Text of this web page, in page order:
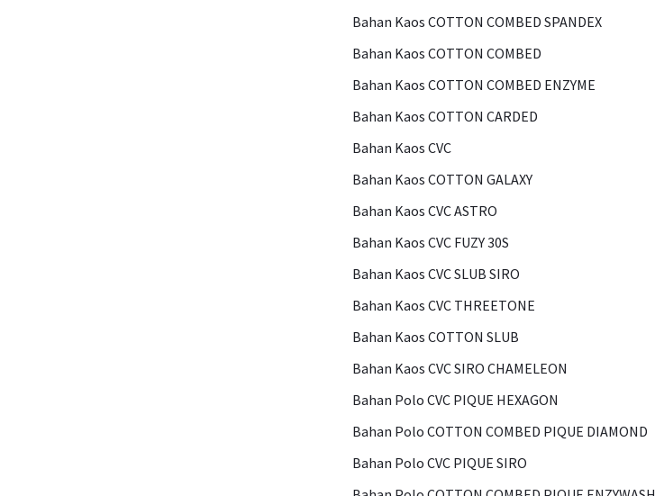
Bahan Kaos COTTON COMBED SPANDEX
Bahan Kaos COTTON COMBED
Bahan Kaos COTTON COMBED ENZYME
Bahan Kaos COTTON CARDED
Bahan Kaos CVC
Bahan Kaos COTTON GALAXY
Bahan Kaos CVC ASTRO
Bahan Kaos CVC FUZY 30S
Bahan Kaos CVC SLUB SIRO
Bahan Kaos CVC THREETONE
Bahan Kaos COTTON SLUB
Bahan Kaos CVC SIRO CHAMELEON
Bahan Polo CVC PIQUE HEXAGON
Bahan Polo COTTON COMBED PIQUE DIAMOND
Bahan Polo CVC PIQUE SIRO